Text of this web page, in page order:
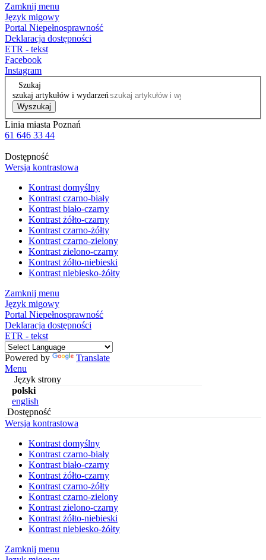
Zamknij menu
Język migowy
Portal Niepełnosprawność
Deklaracja dostępności
ETR - tekst
Facebook
Instagram
Szukaj
szukaj artykułów i wydarzeń
Wyszukaj
Linia miasta Poznań
61 646 33 44
Dostępność
Wersja kontrastowa
Kontrast domyślny
Kontrast czarno-biały
Kontrast biało-czarny
Kontrast żółto-czarny
Kontrast czarno-żółty
Kontrast czarno-zielony
Kontrast zielono-czarny
Kontrast żółto-niebieski
Kontrast niebiesko-żółty
Zamknij menu
Język migowy
Portal Niepełnosprawność
Deklaracja dostępności
ETR - tekst
Powered by
Translate
Menu
Język strony
polski
english
Dostępność
Wersja kontrastowa
Kontrast domyślny
Kontrast czarno-biały
Kontrast biało-czarny
Kontrast żółto-czarny
Kontrast czarno-żółty
Kontrast czarno-zielony
Kontrast zielono-czarny
Kontrast żółto-niebieski
Kontrast niebiesko-żółty
Zamknij menu